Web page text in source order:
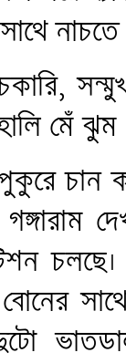
মেঁ ঝুম
চান